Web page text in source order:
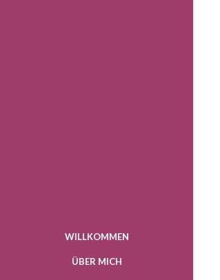
WILLKOMMEN
ÜBER MICH